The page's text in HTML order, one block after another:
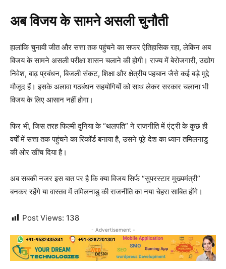
अब विजय के सामने असली चुनौती
हालांकि चुनावी जीत और सत्ता तक पहुंचने का सफर ऐतिहासिक रहा, लेकिन अब
विजय के सामने असली परीक्षा शासन चलाने की होगी। राज्य में बेरोजगारी, उद्योग
निवेश, बाढ़ प्रबंधन, बिजली संकट, शिक्षा और क्षेत्रीय पहचान जैसे कई बड़े मुद्दे
मौजूद हैं। इसके अलावा गठबंधन सहयोगियों को साथ लेकर सरकार चलाना भी
विजय के लिए आसान नहीं होगा।
फिर भी, जिस तरह फिल्मी दुनिया के “थलपति” ने राजनीति में एंट्री के कुछ ही
वर्षों में सत्ता तक पहुंचने का रिकॉर्ड बनाया है, उसने पूरे देश का ध्यान तमिलनाडु
की ओर खींच दिया है।
अब सबकी नजर इस बात पर है कि क्या विजय सिर्फ “सुपरस्टार मुख्यमंत्री”
बनकर रहेंगे या वास्तव में तमिलनाडु की राजनीति का नया चेहरा साबित होंगे।
Post Views: 138
- Advertisement -